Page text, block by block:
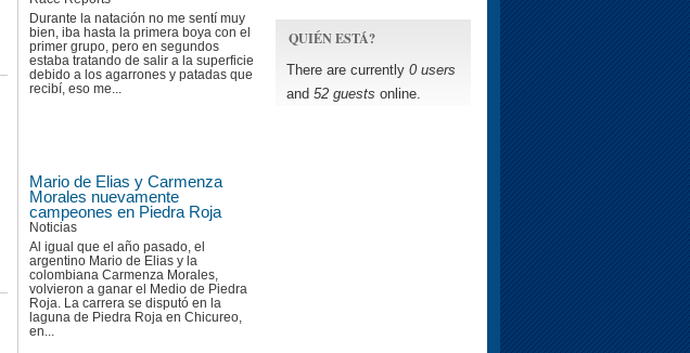
Durante la natación no me sentí muy
bien, iba hasta la primera boya con el
primer grupo, pero en segundos
estaba tratando de salir a la superficie
debido a los agarrones y patadas que
recibí, eso me...
Mario de Elias y Carmenza
Morales nuevamente
campeones en Piedra Roja
Noticias
Al igual que el año pasado, el
argentino Mario de Elias y la
colombiana Carmenza Morales,
volvieron a ganar el Medio de Piedra
Roja. La carrera se disputó en la
laguna de Piedra Roja en Chicureo,
en...
QUIÉN ESTÁ?
There are currently 0 users
and 52 guests online.